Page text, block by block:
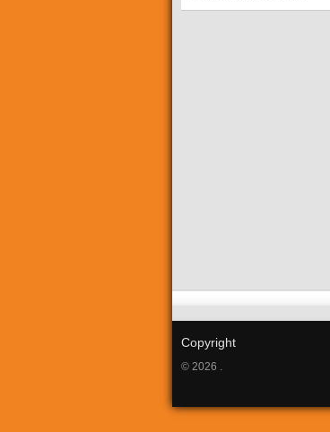
Copyright
© 2026 .